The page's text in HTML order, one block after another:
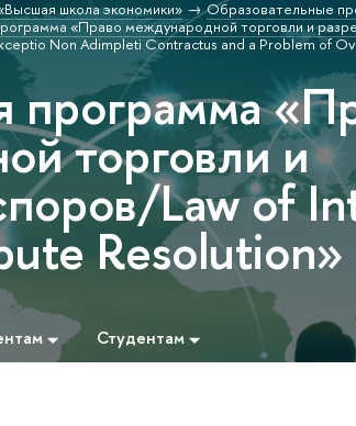
школа экономики»
Образовательные
«Право международной торговли и
Non Adimpleti Contractus and a Problem of
программа
торговли и
Law of
Resolution»
Студентам